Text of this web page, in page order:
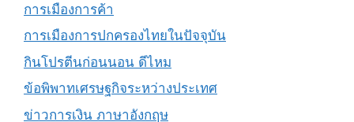
การเมืองการค้า
การเมืองการปกครองไทยในปัจจุบัน
กินโปรตีนก่อนนอน ดีไหม
ข้อพิพาทเศรษฐกิจระหว่างประเทศ
ข่าวการเงิน ภาษาอังกฤษ